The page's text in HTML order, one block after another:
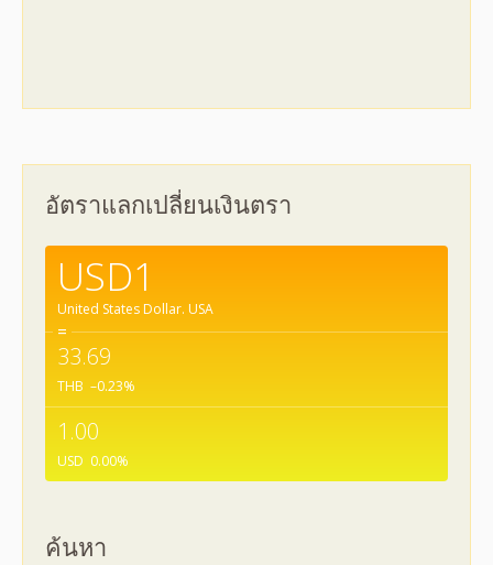
อัตราแลกเปลี่ยนเงินตรา
USD1
United States Dollar. USA
=
33.69
THB –0.23%
1.00
USD 0.00%
ค้นหา